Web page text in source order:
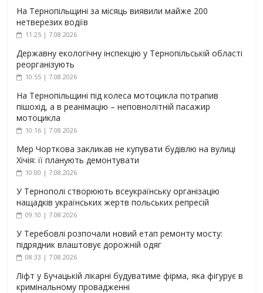
На Тернопільщині за місяць виявили майже 200
нетверезих водіїв
11:25 | 7.08.2026
Державну екологічну інспекцію у Тернопільській області
реорганізують
10:55 | 7.08.2026
На Тернопільщині під колеса мотоцикла потрапив
пішохід, а в реанімацію – неповнолітній пасажир
мотоцикла
10:16 | 7.08.2026
Мер Чорткова закликав не купувати будівлю на вулиці
Хічія: її планують демонтувати
10:00 | 7.08.2026
У Тернополі створюють всеукраїнську організацію
нащадків українських жертв польських репресій
09:10 | 7.08.2026
У Теребовлі розпочали новий етап ремонту мосту:
підрядник влаштовує дорожній одяг
08:33 | 7.08.2026
Ліфт у Бучацькій лікарні будуватиме фірма, яка фігурує в
кримінальному провадженні